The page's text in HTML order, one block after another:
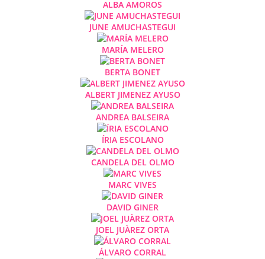
ALBA AMOROS
JUNE AMUCHASTEGUI
MARÍA MELERO
BERTA BONET
ALBERT JIMENEZ AYUSO
ANDREA BALSEIRA
ÍRIA ESCOLANO
CANDELA DEL OLMO
MARC VIVES
DAVID GINER
JOEL JUÀREZ ORTA
ÁLVARO CORRAL